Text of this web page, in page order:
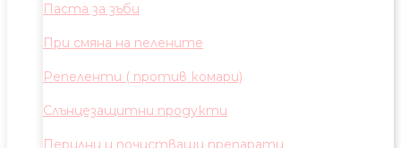
Паста за зъби
При смяна на пелените
Репеленти ( против комари)
Слънцезащитни продукти
Перилни и почистващи препарати